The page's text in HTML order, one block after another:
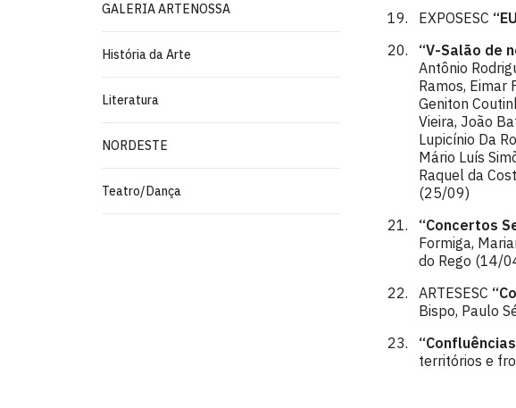
GALERIA ARTENOSSA
História da Arte
Literatura
NORDESTE
Teatro/Dança
EXPOSESC
“V-Salão de
Antônio
Ramos, Eimar
Geniton
Vieira, João
Lupicínio Da
Mário Luís
Raquel da
(25/09)
“Concertos
Formiga,
do Rego (14/
ARTESESC
Bispo, Paulo
territórios e